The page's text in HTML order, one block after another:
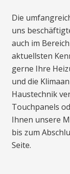
Die
uns
auch im
aktuellsten
gerne Ihre
und die
Haustechnik
Touchpanels
Ihnen unsere
bis zum
Seite.